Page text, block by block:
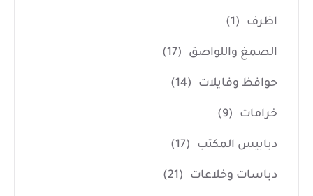
اظرف (1)
الصمغ واللواصق (17)
حوافظ وفايلات (14)
خرامات (9)
دبابيس المكتب (17)
دباسات وخلاعات (21)